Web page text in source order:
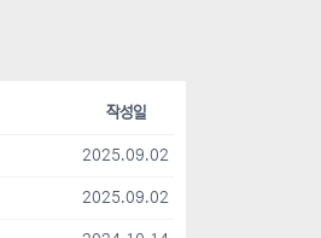
작성일
2025.09.02
2025.09.02